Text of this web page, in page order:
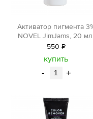
Активатор пигмента
NOVEL JimJams, 20
550 Р
уб.
купить
- +